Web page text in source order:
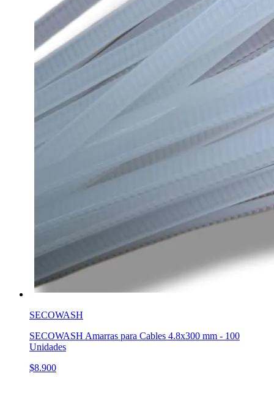
SECOWASH
SECOWASH Amarras para Cables 4.8x300 mm - 100
Unidades
$8.900